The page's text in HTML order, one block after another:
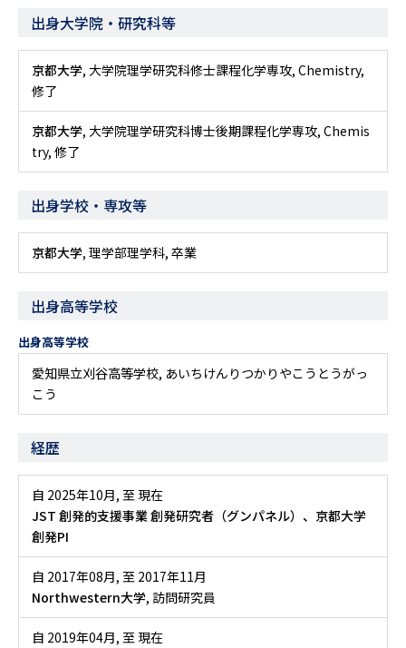
出身大学院・研究科等
京都大学, 大学院理学研究科修士課程化学専攻, Chemistry,
修了
京都大学, 大学院理学研究科博士後期課程化学専攻, Chemis
try, 修了
出身学校・専攻等
京都大学, 理学部理学科, 卒業
出身高等学校
出身高等学校
愛知県立刈谷高等学校, あいちけんりつかりやこうとうがっ
こう
経歴
自 2025年10月, 至 現在
JST 創発的支援事業 創発研究者（グンパネル）、京都大学
創発PI
自 2017年08月, 至 2017年11月
Northwestern大学, 訪問研究員
自 2019年04月, 至 現在